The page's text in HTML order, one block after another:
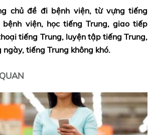
chủ đề đi bệnh viện, từ vựng tiếng
viện, học tiếng Trung, giao tiếp
tiếng Trung, luyện tập tiếng Trung,
tiếng Trung không khó.